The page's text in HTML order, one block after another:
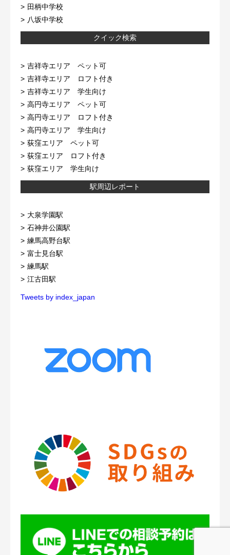
田柄中学校
八坂中学校
クイック検索
吉祥寺エリア ペット可
吉祥寺エリア ロフト付き
吉祥寺エリア 学生向け
高円寺エリア ペット可
高円寺エリア ロフト付き
高円寺エリア 学生向け
荻窪エリア ペット可
荻窪エリア ロフト付き
荻窪エリア 学生向け
駅周辺レポート
大泉学園駅
石神井公園駅
練馬高野台駅
富士見台駅
練馬駅
江古田駅
Tweets by index_japan